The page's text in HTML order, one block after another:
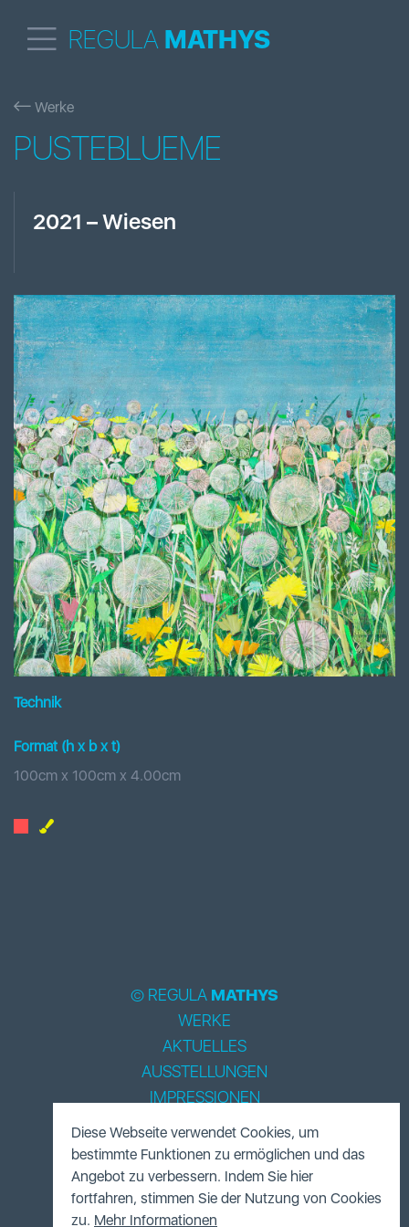
REGULA MATHYS
Werke
PUSTEBLUEME
2021 –Wiesen
Technik
Format (h x bx t)
100cm x 100cm x 4.00cm
© REGULA MATHYS
WERKE
AKTUELLES
AUSSTELLUNGEN
IMPRESSIONEN
BIOGRAPHIE
LITERATUR
ACCESSOIRES
FUNDUS
Diese Webseite verwendet Cookies, um
bestimmte Funktionen zu ermöglichen und das
Angebot zu verbessern. Indem Sie hier
fortfahren, stimmen Sie der Nutzung von Cookies
zu. Mehr Informationen